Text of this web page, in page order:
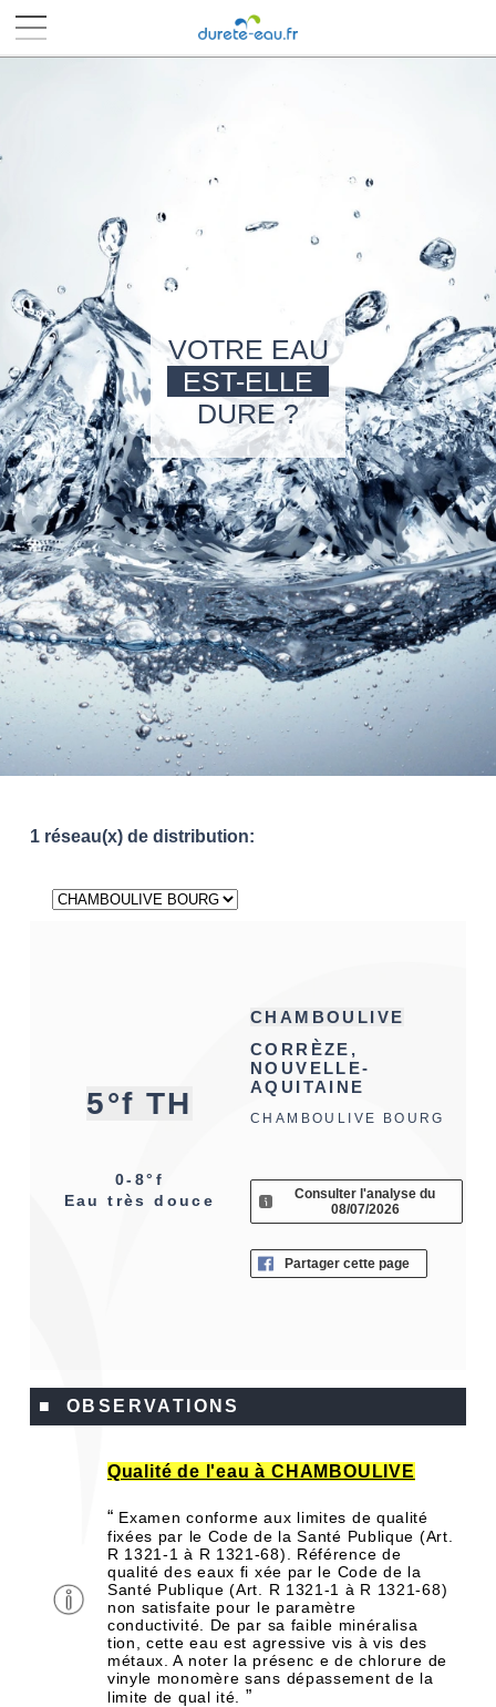
VOTRE EAU
EST-ELLE
DURE ?
1 réseau(x) de distribution:
5°f TH
0-8°f
Eau très douce
CHAMBOULIVE
CORRÈZE,
NOUVELLE-
AQUITAINE
CHAMBOULIVE BOURG
Consulter l'analyse du
08/07/2026
Partager cette page
■ OBSERVATIONS
Qualité de l'eau à CHAMBOULIVE
“ Examen conforme aux limites de qualité
fixées par le Code de la Santé Publique (Art.
R 1321-1 à R 1321-68). Référence de
qualité des eaux fi xée par le Code de la
Santé Publique (Art. R 1321-1 à R 1321-68)
non satisfaite pour le paramètre
conductivité. De par sa faible minéralisa
tion, cette eau est agressive vis à vis des
métaux. A noter la présenc e de chlorure de
vinyle monomère sans dépassement de la
limite de qual ité. ”